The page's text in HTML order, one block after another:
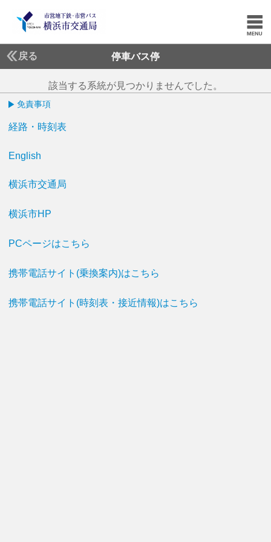
戻る 停車バス停
該当する系統が見つかりませんでした。
免責事項
経路・時刻表
English
横浜市交通局
横浜市HP
PCページはこちら
携帯電話サイト(乗換案内)はこちら
携帯電話サイト(時刻表・接近情報)はこちら